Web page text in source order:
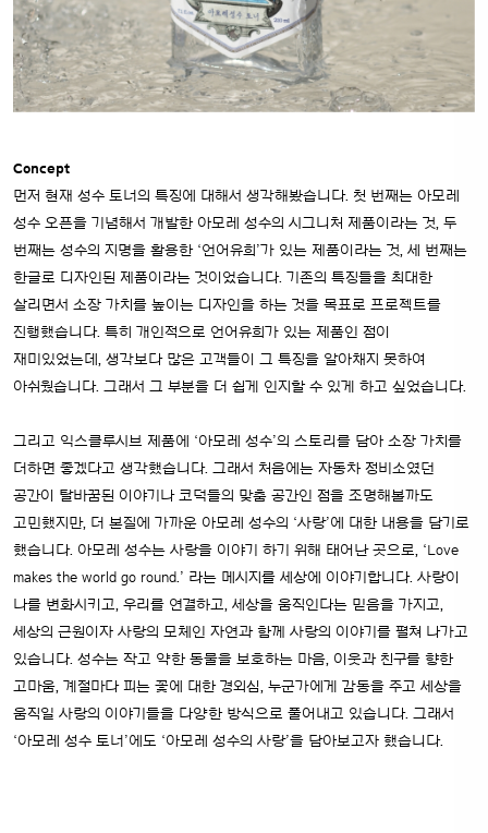
Concept
먼저 현재 성수 토너의 특징에 대해서 생각해봤습니다. 첫 번째는 아모레
성수 오픈을 기념해서 개발한 아모레 성수의 시그니처 제품이라는 것, 두
번째는 성수의 지명을 활용한 ‘언어유희’가 있는 제품이라는 것, 세 번째는
한글로 디자인된 제품이라는 것이었습니다. 기존의 특징들을 최대한
살리면서 소장 가치를 높이는 디자인을 하는 것을 목표로 프로젝트를
진행했습니다. 특히 개인적으로 언어유희가 있는 제품인 점이
재미있었는데, 생각보다 많은 고객들이 그 특징을 알아채지 못하여
아쉬웠습니다. 그래서 그 부분을 더 쉽게 인지할 수 있게 하고 싶었습니다.
그리고 익스클루시브 제품에 ‘아모레 성수’의 스토리를 담아 소장 가치를
더하면 좋겠다고 생각했습니다. 그래서 처음에는 자동차 정비소였던
공간이 탈바꿈된 이야기나 코덕들의 맞춤 공간인 점을 조명해볼까도
고민했지만, 더 본질에 가까운 아모레 성수의 ‘사랑’에 대한 내용을 담기로
했습니다. 아모레 성수는 사랑을 이야기 하기 위해 태어난 곳으로, ‘Love
makes the world go round.’ 라는 메시지를 세상에 이야기합니다. 사랑이
나를 변화시키고, 우리를 연결하고, 세상을 움직인다는 믿음을 가지고,
세상의 근원이자 사랑의 모체인 자연과 함께 사랑의 이야기를 펼쳐 나가고
있습니다. 성수는 작고 약한 동물을 보호하는 마음, 이웃과 친구를 향한
고마움, 계절마다 피는 꽃에 대한 경외심, 누군가에게 감동을 주고 세상을
움직일 사랑의 이야기들을 다양한 방식으로 풀어내고 있습니다. 그래서
‘아모레 성수 토너’에도 ‘아모레 성수의 사랑’을 담아보고자 했습니다.